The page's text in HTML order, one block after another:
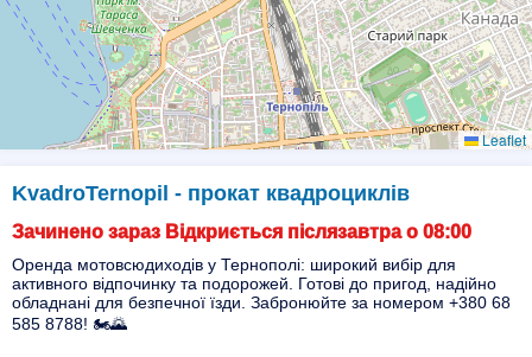
Leaflet
KvadroTernopil - прокат квадроциклів
Зачинено зараз Відкриється післязавтра о 08:00
Оренда мотовсюдиходів у Тернополі: широкий вибір для
активного відпочинку та подорожей. Готові до пригод, надійно
обладнані для безпечної їзди. Забронюйте за номером +380 68
585 8788! 🏍️🌄